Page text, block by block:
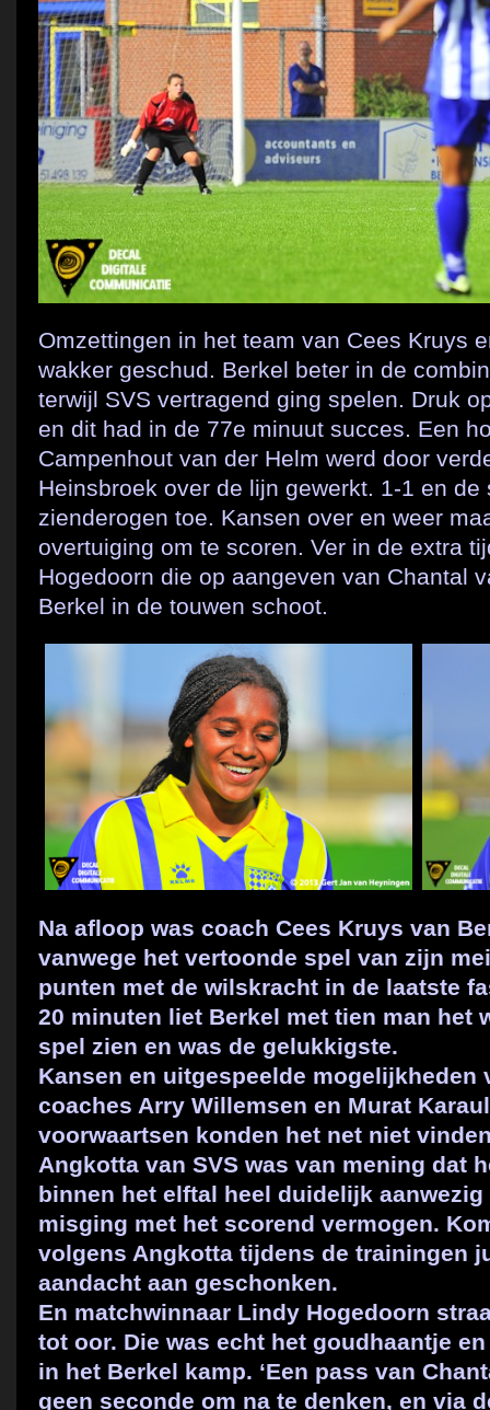
Omzettingen in het team van Cees Kruys
wakker geschud. Berkel beter in de
terwijl SVS vertragend ging spelen. Druk
en dit had in de 77e minuut succes. Een
Campenhout van der Helm werd door
Heinsbroek over de lijn gewerkt. 1-1 en de
zienderogen toe. Kansen over en weer
overtuiging om te scoren. Ver in de extra
Hogedoorn die op aangeven van Chantal
Berkel in de touwen schoot.
Na afloop was coach Cees Kruys van
vanwege het vertoonde spel van zijn
punten met de wilskracht in de laatste
20 minuten liet Berkel met tien man het
spel zien en was de gelukkigste.
Kansen en uitgespeelde mogelijkheden
coaches Arry Willemsen en Murat
voorwaartsen konden het net niet
Angkotta van SVS was van mening dat
binnen het elftal heel duidelijk aanwezig
misging met het scorend vermogen.
volgens Angkotta tijdens de trainingen
aandacht aan geschonken.
En matchwinnaar Lindy Hogedoorn
tot oor. Die was echt het goudhaantje
in het Berkel kamp. ‘Een pass van
geen seconde om na te denken, en via